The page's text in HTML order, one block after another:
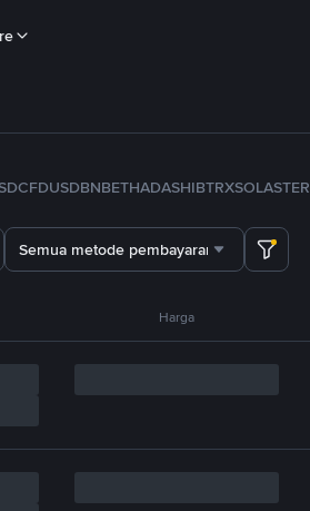
FDUSDBNBETHADASHIBTRXSOLASTER
Semua metode pembayaran
Harga